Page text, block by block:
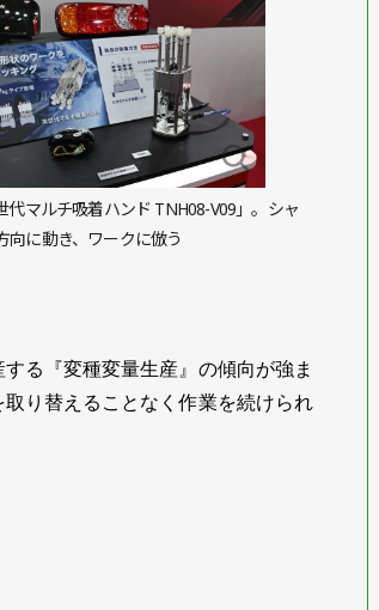
代マルチ吸着ハンド TNH08-V09」。シャ
向に動き、ワークに倣う
る『変種変量生産』の傾向が強ま
り替えることなく作業を続けられ